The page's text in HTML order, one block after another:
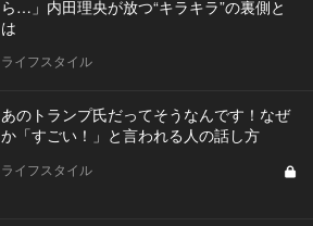
ら…」内田理央が放つ“キラキラ”の裏側と
は
ライフスタイル
あのトランプ氏だってそうなんです！なぜ
か「すごい！」と言われる人の話し方
ライフスタイル